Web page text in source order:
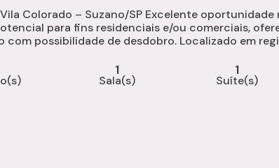
1
Sala(s)
1
Suíte(s)
Colorado – Suzano/SP Excelente oportunidade
para fins residenciais e/ou comerciais,
possibilidade de desdobro. Localizado em